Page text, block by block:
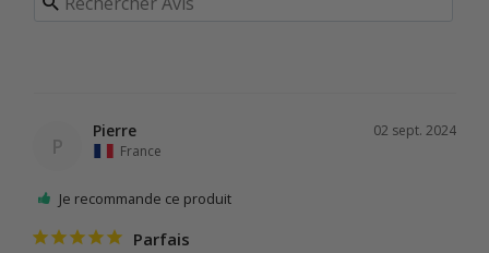
P
02 sept. 2024
Pierre
France
Je recommande ce produit
Parfais